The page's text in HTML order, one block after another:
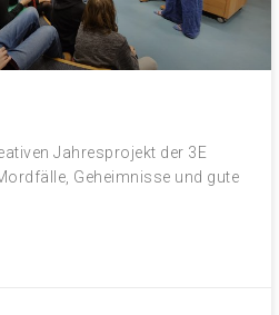
Jahresprojekt der 3E
Geheimnisse und gute